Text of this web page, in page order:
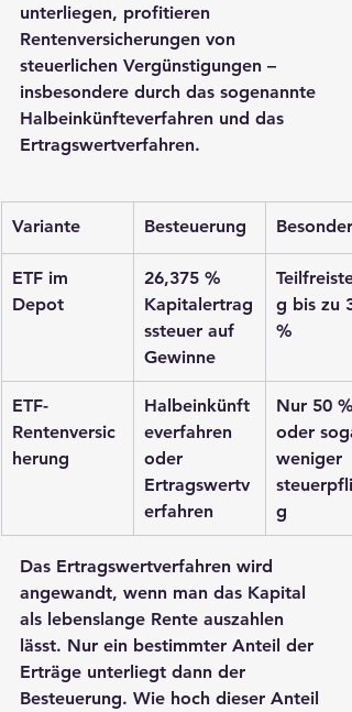
unterliegen, profitieren
Rentenversicherungen von
steuerlichen Vergünstigungen –
insbesondere durch das sogenannte
Halbeinkünfteverfahren und das
Ertragswertverfahren.
Variante Besteuerung
ETF im
Depot
26,375 %
Kapitalertrag
ssteuer auf
Gewinne
g bis zu
%
ETF-
Rentenversic
herung
Halbeinkünft
everfahren
oder
Ertragswertv
erfahren
Nur 50 %
oder
weniger
g
Das Ertragswertverfahren wird
angewandt, wenn man das Kapital
als lebenslange Rente auszahlen
lässt. Nur ein bestimmter Anteil der
Erträge unterliegt dann der
Besteuerung. Wie hoch dieser Anteil